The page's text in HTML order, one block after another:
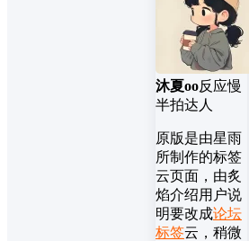
沐夏oo反应慢
半拍达人
原版是由星雨
所制作的标签
云页面，由炙
焰介绍用户说
明要改成论坛
标签云，稍微